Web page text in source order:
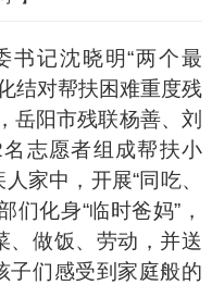
书记沈晓明“两个最
结对帮扶困难重度残
岳阳市残联杨善、刘
志愿者组成帮扶小
家中，开展“同吃、
们化身“临时爸妈”，
、做饭、劳动，并送
子们感受到家庭般的